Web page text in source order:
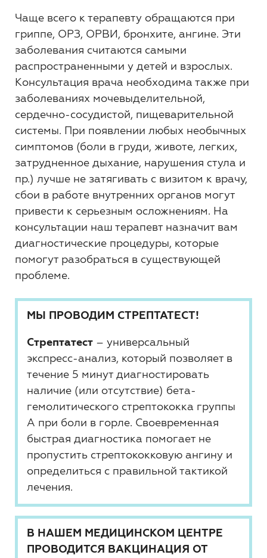
Чаще всего к терапевту обращаются при
гриппе, ОРЗ, ОРВИ, бронхите, ангине. Эти
заболевания считаются самыми
распространенными у детей и взрослых.
Консультация врача необходима также при
заболеваниях мочевыделительной,
сердечно-сосудистой, пищеварительной
системы. При появлении любых необычных
симптомов (боли в груди, животе, легких,
затрудненное дыхание, нарушения стула и
пр.) лучше не затягивать с визитом к врачу,
сбои в работе внутренних органов могут
привести к серьезным осложнениям. На
консультации наш терапевт назначит вам
диагностические процедуры, которые
помогут разобраться в существующей
проблеме.
МЫ ПРОВОДИМ СТРЕПТАТЕСТ!
Стрептатест – универсальный
экспресс-анализ, который позволяет в
течение 5 минут диагностировать
наличие (или отсутствие) бета-
гемолитического стрептококка группы
А при боли в горле. Cвоевременная
быстрая диагностика помогает не
пропустить стрептококковую ангину и
определиться с правильной тактикой
лечения.
В НАШЕМ МЕДИЦИНСКОМ ЦЕНТРЕ
ПРОВОДИТСЯ ВАКЦИНАЦИЯ ОТ